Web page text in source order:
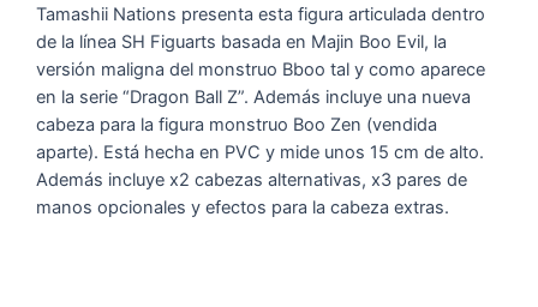
Tamashii Nations presenta esta figura articulada dentro
de la línea SH Figuarts basada en Majin Boo Evil, la
versión maligna del monstruo Bboo tal y como aparece
en la serie “Dragon Ball Z”. Además incluye una nueva
cabeza para la figura monstruo Boo Zen (vendida
aparte). Está hecha en PVC y mide unos 15 cm de alto.
Además incluye x2 cabezas alternativas, x3 pares de
manos opcionales y efectos para la cabeza extras.